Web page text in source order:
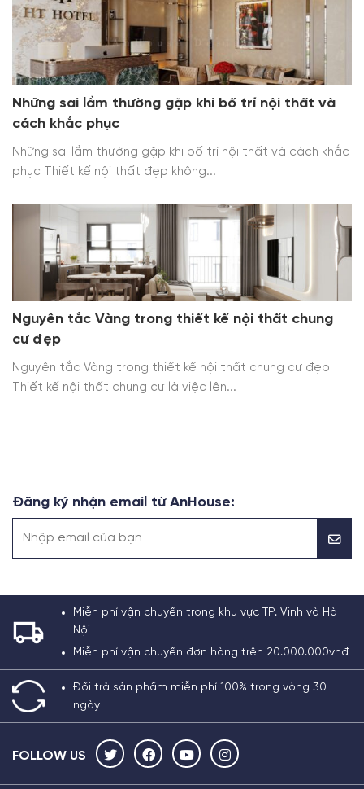
Những sai lầm thường gặp khi bố trí nội thất và
cách khắc phục
Những sai lầm thường gặp khi bố trí nội thất và cách khắc
phục Thiết kế nội thất đẹp không...
Nguyên tắc Vàng trong thiết kế nội thất chung
cư đẹp
Nguyên tắc Vàng trong thiết kế nội thất chung cư đẹp
Thiết kế nội thất chung cư là việc lên...
Đăng ký nhận email từ AnHouse:
Miễn phí vận chuyển trong khu vực TP. Vinh và Hà
Nội
Miễn phí vận chuyển đơn hàng trên 20.000.000vnđ
Đổi trả sản phẩm miễn phí 100% trong vòng 30
ngày
FOLLOW US